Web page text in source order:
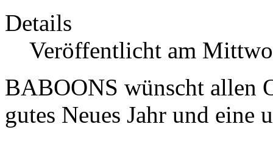
Details
Veröffentlicht am
BABOONS wünscht allen
gutes Neues Jahr und eine